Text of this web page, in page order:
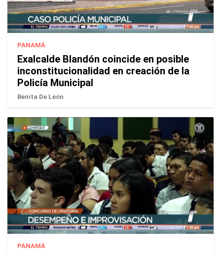
PANAMÁ
Exalcalde Blandón coincide en posible
inconstitucionalidad en creación de la
Policía Municipal
Benita De León
PANAMÁ